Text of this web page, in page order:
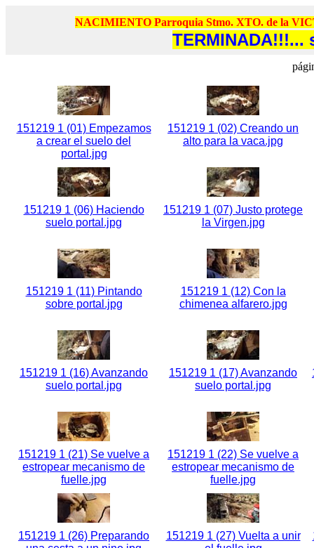
NACIMIENTO Parroquia Stmo. XTO. de la
TERMINADA!!!...
151219 1 (01) Empezamos
a crear el suelo del
portal.jpg
151219 1 (02) Creando un
alto para la vaca.jpg
151219 1 (06) Haciendo
suelo portal.jpg
151219 1 (07) Justo protege
la Virgen.jpg
151219 1 (11) Pintando
sobre portal.jpg
151219 1 (12) Con la
chimenea alfarero.jpg
151219 1 (16) Avanzando
suelo portal.jpg
151219 1 (17) Avanzando
suelo portal.jpg
151219 1 (21) Se vuelve a
estropear mecanismo de
fuelle.jpg
151219 1 (22) Se vuelve a
estropear mecanismo de
fuelle.jpg
151219 1 (26) Preparando
151219 1 (27) Vuelta a unir